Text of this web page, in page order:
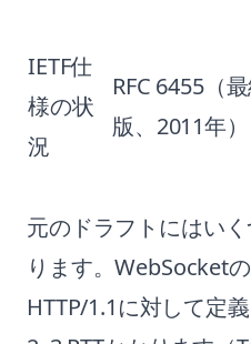
IETF仕
様の状
況
RFC 6455（
版、2011年）
元のドラフトにはい
ります。WebSocket
HTTP/1.1に対して定